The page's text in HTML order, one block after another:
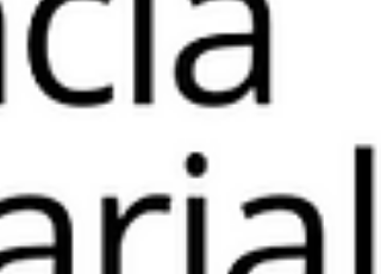
masterpiece in the spotlight.